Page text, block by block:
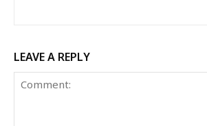
LEAVE A REPLY